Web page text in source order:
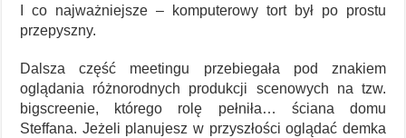
I co najważniejsze – komputerowy tort był po prostu
przepyszny.
Dalsza część meetingu przebiegała pod znakiem
oglądania różnorodnych produkcji scenowych na tzw.
bigscreenie, którego rolę pełniła… ściana domu
Steffana. Jeżeli planujesz w przyszłości oglądać demka